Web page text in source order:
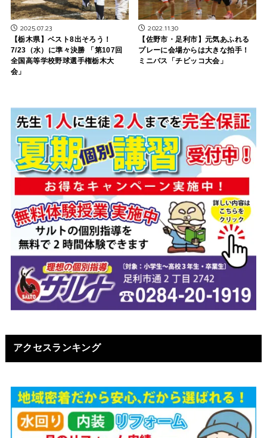
2025.07.23
【栃木県】ベスト8出そろう！
7/23（水）に準々決勝 「第107回
全国高等学校野球選手権栃木大
会」
2022.11.30
【佐野市・足利市】元気あふれる
プレーに会場からは大きな拍手！
ミニバス「チビッコ大会」
アクセスランキング